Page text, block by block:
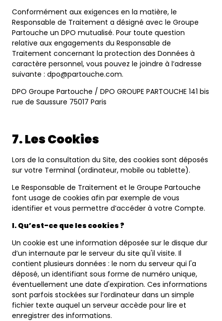
Conformément aux exigences en la matière, le
Responsable de Traitement a désigné avec le Groupe
Partouche un DPO mutualisé. Pour toute question
relative aux engagements du Responsable de
Traitement concernant la protection des Données à
caractère personnel, vous pouvez le joindre à l’adresse
suivante : dpo@partouche.com.
DPO Groupe Partouche / DPO GROUPE PARTOUCHE 141 bis
rue de Saussure 75017 Paris
7. Les Cookies
Lors de la consultation du Site, des cookies sont déposés
sur votre Terminal (ordinateur, mobile ou tablette).
Le Responsable de Traitement et le Groupe Partouche
font usage de cookies afin par exemple de vous
identifier et vous permettre d’accéder à votre Compte.
I. Qu’est-ce que les cookies ?
Un cookie est une information déposée sur le disque dur
d’un internaute par le serveur du site qu'il visite. Il
contient plusieurs données : le nom du serveur qui l'a
déposé, un identifiant sous forme de numéro unique,
éventuellement une date d'expiration. Ces informations
sont parfois stockées sur l’ordinateur dans un simple
fichier texte auquel un serveur accède pour lire et
enregistrer des informations.